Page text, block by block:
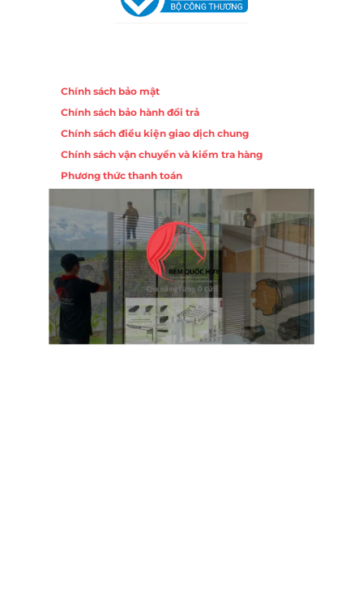
Chính sách bảo mật
Chính sách bảo hành đổi trả
Chính sách điều kiện giao dịch chung
Chính sách vận chuyển và kiểm tra hàng
Phương thức thanh toán